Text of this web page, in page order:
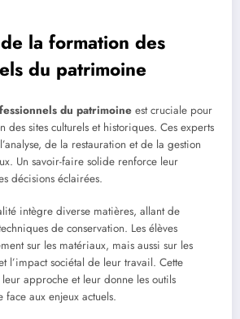
la formation des
du patrimoine
du patrimoine est cruciale pour
des sites culturels et historiques. Ces experts
de la restauration et de la gestion
Un savoir-faire solide renforce leur
décisions éclairées.
intègre diverse matières, allant de
de conservation. Les élèves
sur les matériaux, mais aussi sur les
l’impact sociétal de leur travail. Cette
approche et leur donne les outils
face aux enjeux actuels.